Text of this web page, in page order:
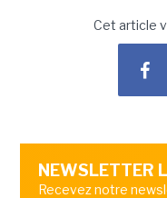
Cet article
NEWSLETTER
Recevez notre